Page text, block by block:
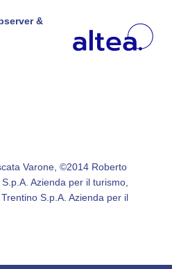
&
Varone, ©2014 Roberto
Azienda per il turismo,
S.p.A. Azienda per il